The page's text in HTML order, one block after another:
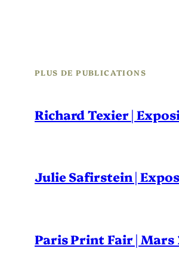
PLUS DE PUBLICATIONS
Richard Texier |
Julie Safirstein |
Paris Print Fair | Mars